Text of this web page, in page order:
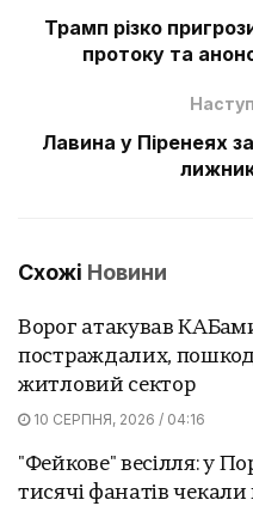
Трамп різко
протоку та
Лавина у Піренеях
Схожі Новини
Ворог атакував
постраждалих,
житловий сектор
10 СЕРПНЯ, 2026 / 04:16
"Фейкове" весілля: у
тисячі фанатів чекали